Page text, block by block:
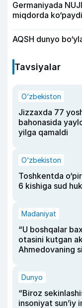
Germaniyada
miqdorda ko‘paydi
AQSH dunyo
Tavsiyalar
O‘zbekiston
Jizzaxda 77
bahonasida
yilga qamaldi
O‘zbekiston
Toshkentda
6 kishiga sud
Madaniyat
“U boshqalar
otasini kutgan
Ahmedovaning
Dunyo
“Biroz
insoniyat sun’iy